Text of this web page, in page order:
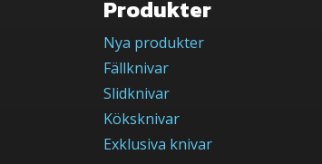
Produkter
Nya produkter
Fällknivar
Slidknivar
Köksknivar
Exklusiva knivar